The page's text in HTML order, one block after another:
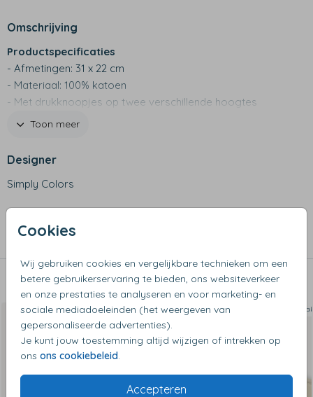
Cookies
Wij gebruiken cookies en vergelijkbare technieken om een
betere gebruikerservaring te bieden, ons websiteverkeer
en onze prestaties te analyseren en voor marketing- en
sociale mediadoeleinden (het weergeven van
gepersonaliseerde advertenties).
Je kunt jouw toestemming altijd wijzigen of intrekken op
ons ons cookiebeleid.
Accepteren
Omschrijving
Productspecificaties
- Afmetingen: 31 x 22 cm
- Materiaal: 100% katoen
- Met drukknoopjes op twee verschillende hoogtes
- Wassen op maximaal 30 graden
Toon meer
Designer
Simply Colors
Collectie
Slabbetjes
Dit vind je misschien ook leuk
Slabbetje